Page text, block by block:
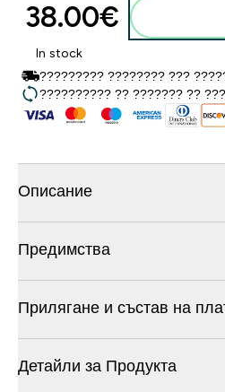
38.00€‎
In stock
????????? ???????? ???
?????????? ?? ??????? ??
Описание
Предимства
Прилягане и състав на
Детайли за Продукта